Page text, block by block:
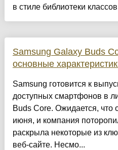
в стиле библиотеки
Samsung Galaxy Buds
основные
Samsung готовится к
доступных смартфонов в
Buds Core. Ожидается, что
июня, и компания
раскрыла некоторые из
веб-сайте. Несмо...